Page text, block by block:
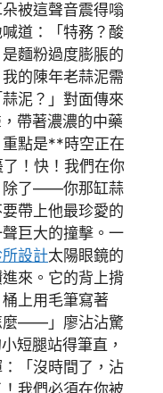
被這聲音震得嗡
道：「特務？酸
麵粉過度膨脹的
的陳年老蒜泥需
泥？」對面傳來
帶著濃濃的中藥
點是**時空正在
！快！我們在你
除了——你那缸蒜
帶上他最珍愛的
巨大的撞擊。一
設計太陽眼鏡的
來。它的背上揹
上用毛筆寫著
麼——」廖沾沾驚
短腿站得筆直，
「沒時間了，沾
我們必須在你被